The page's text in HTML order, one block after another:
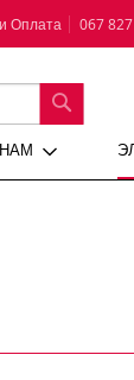
Оплата 067
ПОИСК